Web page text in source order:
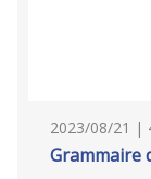
2023/08/21 |
Grammaire